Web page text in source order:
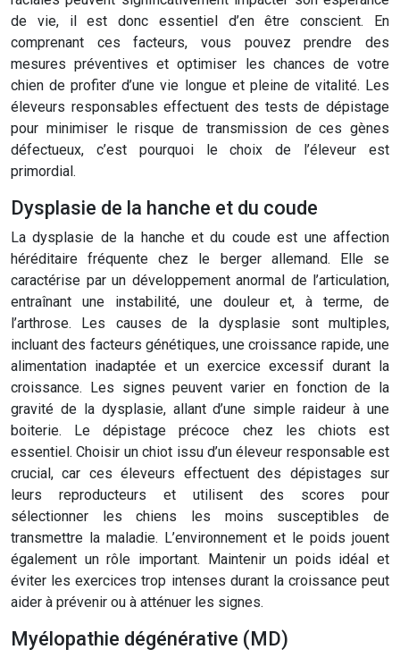
de vie, il est donc essentiel d’en être conscient. En
comprenant ces facteurs, vous pouvez prendre des
mesures préventives et optimiser les chances de votre
chien de profiter d’une vie longue et pleine de vitalité. Les
éleveurs responsables effectuent des tests de dépistage
pour minimiser le risque de transmission de ces gènes
défectueux, c’est pourquoi le choix de l’éleveur est
primordial.
Dysplasie de la hanche et du coude
La dysplasie de la hanche et du coude est une affection
héréditaire fréquente chez le berger allemand. Elle se
caractérise par un développement anormal de l’articulation,
entraînant une instabilité, une douleur et, à terme, de
l’arthrose. Les causes de la dysplasie sont multiples,
incluant des facteurs génétiques, une croissance rapide, une
alimentation inadaptée et un exercice excessif durant la
croissance. Les signes peuvent varier en fonction de la
gravité de la dysplasie, allant d’une simple raideur à une
boiterie. Le dépistage précoce chez les chiots est
essentiel. Choisir un chiot issu d’un éleveur responsable est
crucial, car ces éleveurs effectuent des dépistages sur
leurs reproducteurs et utilisent des scores pour
sélectionner les chiens les moins susceptibles de
transmettre la maladie. L’environnement et le poids jouent
également un rôle important. Maintenir un poids idéal et
éviter les exercices trop intenses durant la croissance peut
aider à prévenir ou à atténuer les signes.
Myélopathie dégénérative (MD)